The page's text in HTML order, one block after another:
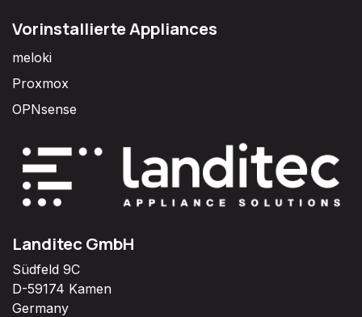
Vorinstallierte Appliances
meloki
Proxmox
OPNsense
Landitec GmbH
Südfeld 9C
D-59174 Kamen
Germany